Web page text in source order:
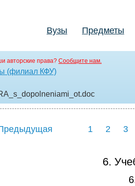
Вузы Предметы
авторские права? Сообщите нам.
(филиал КФУ)
.doc
1 2 3
6.